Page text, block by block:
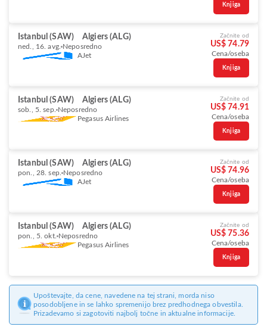
Knjiga
Istanbul (SAW) Algiers (ALG)
ned., 16. avg. Neposredno
AJet
Začnite od
US$ 74.79
Cena/oseba
Knjiga
Istanbul (SAW) Algiers (ALG)
sob., 5. sep. Neposredno
Pegasus Airlines
Začnite od
US$ 74.91
Cena/oseba
Knjiga
Istanbul (SAW) Algiers (ALG)
pon., 28. sep. Neposredno
AJet
Začnite od
US$ 74.96
Cena/oseba
Knjiga
Istanbul (SAW) Algiers (ALG)
pon., 5. okt. Neposredno
Pegasus Airlines
Začnite od
US$ 75.36
Cena/oseba
Knjiga
Upoštevajte, da cene, navedene na tej strani, morda niso
posodobljene in se lahko spremenijo brez predhodnega obvestila.
Prizadevamo si zagotoviti najbolj točne in aktualne informacije.